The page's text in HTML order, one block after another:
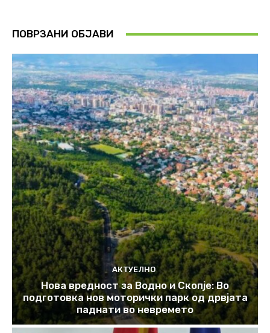
ПОВРЗАНИ ОБЈАВИ
АКТУЕЛНО
Нова вредност за Водно и Скопје: Во
подготовка нов моторички парк од дрвјата
паднати во невремето